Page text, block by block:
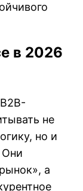
в 2026
не
но и
Они
а